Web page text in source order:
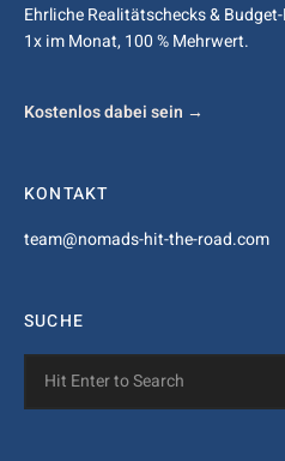
Ehrliche Realitätschecks &
1x im Monat, 100 % Mehrwert.
Kostenlos dabei sein →
KONTAKT
team@nomads-hit-the-road.com
SUCHE
for: